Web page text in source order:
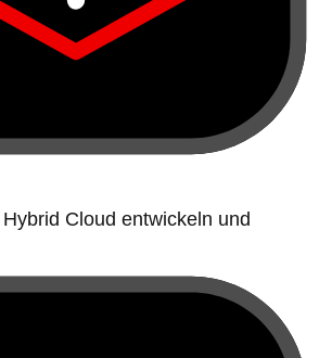
Cloud entwickeln und